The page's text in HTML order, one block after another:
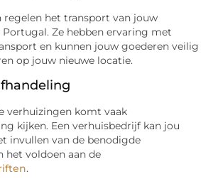
regelen het transport van jouw
Ze hebben ervaring met
en kunnen jouw goederen veilig
op jouw nieuwe locatie.
verhuizingen komt vaak
kijken. Een verhuisbedrijf kan jou
invullen van de benodigde
het voldoen aan de
.